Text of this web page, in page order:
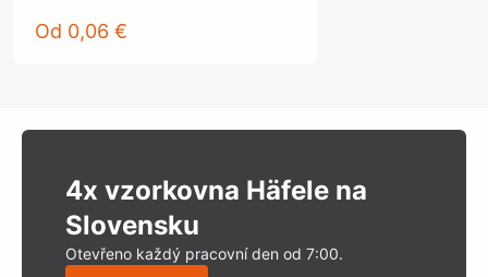
Od 0,06 €
4x vzorkovna Häfele na
Slovensku
Otevřeno každý pracovní den od 7:00.